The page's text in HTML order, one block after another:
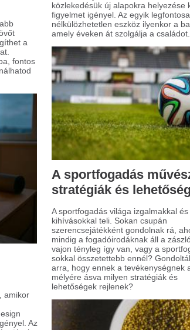
Mit érdemes tudni az
álgabonákról?
Az egészséges étkezési szokások egyre
nagyobb szerepet kapnak napjainkban, és
részben ennek köszönhető az álgabonák
növekvő népszerűsége. A köles, a quinoa és
a hajdina nevű magok különösen kedveltek
azok körében, akik változatosságot keresnek
a hagyományos gabonafélék között.
Laptop beállítása első
használat előtt: hogyan
védd meg adataidat?
Amikor új laptopot vásárolsz, biztosan
örömtelinek éled meg az élményt. Az
eszközök világa új távlatokat nyit meg,
amelyek a munkában, tanulásban vagy
szórakozásban nyújtanak segítséget. Mielőtt